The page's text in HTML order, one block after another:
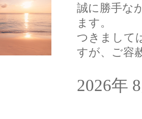
誠に勝手な
ます。
つきまして
すが、ご容
2026年